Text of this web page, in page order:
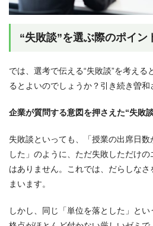
“失敗談”を選ぶ際のポイン
では、選考で伝える“失敗談”を考える
るとよいのでしょうか？引き続き曽和
企業が質問する意図を押さえた“失敗
失敗談といっても、「授業の出席日
した」のように、ただ失敗しただけ
はありません。これでは、だらしな
まいます。
しかし、同じ「単位を落とした」と